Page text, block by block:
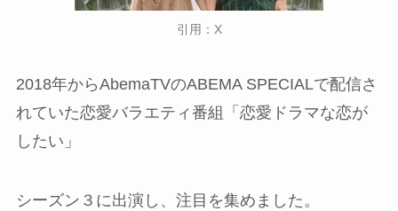
引用：X
2018年からAbemaTVのABEMA SPECIALで配信さ
れていた恋愛バラエティ番組「恋愛ドラマな恋が
したい」
シーズン３に出演し、注目を集めました。